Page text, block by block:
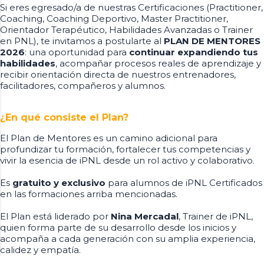
Si eres egresado/a de nuestras Certificaciones (Practitioner,
Coaching, Coaching Deportivo, Master Practitioner,
Orientador Terapéutico, Habilidades Avanzadas o Trainer
en PNL), te invitamos a postularte al PLAN DE MENTORES
2026: una oportunidad para continuar expandiendo tus
habilidades, acompañar procesos reales de aprendizaje y
recibir orientación directa de nuestros entrenadores,
facilitadores, compañeros y alumnos.
¿En qué consiste el Plan?
El Plan de Mentores es un camino adicional para
profundizar tu formación, fortalecer tus competencias y
vivir la esencia de iPNL desde un rol activo y colaborativo.
Es gratuito y exclusivo para alumnos de iPNL Certificados
en las formaciones arriba mencionadas.
El Plan está liderado por Nina Mercadal, Trainer de iPNL,
quien forma parte de su desarrollo desde los inicios y
acompaña a cada generación con su amplia experiencia,
calidez y empatía.